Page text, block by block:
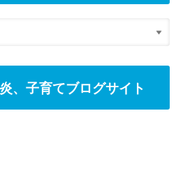
、子育てブログサイト